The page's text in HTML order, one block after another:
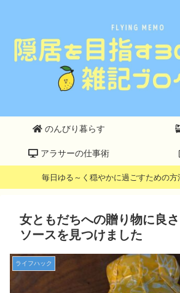
のんびり暮らす
アラサーの仕事術
毎日ゆる～く穏やかに過ごすための
女ともだちへの贈り物に良
ソースを見つけました
ライフハック